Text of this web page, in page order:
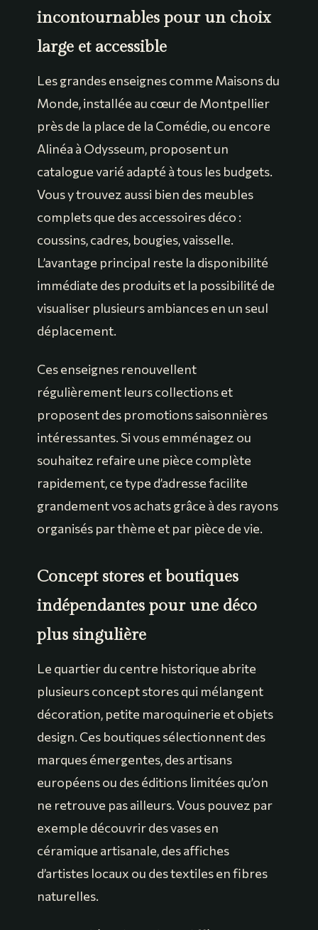
incontournables pour un choix
large et accessible
Les grandes enseignes comme Maisons du
Monde, installée au cœur de Montpellier
près de la place de la Comédie, ou encore
Alinéa à Odysseum, proposent un
catalogue varié adapté à tous les budgets.
Vous y trouvez aussi bien des meubles
complets que des accessoires déco :
coussins, cadres, bougies, vaisselle.
L’avantage principal reste la disponibilité
immédiate des produits et la possibilité de
visualiser plusieurs ambiances en un seul
déplacement.
Ces enseignes renouvellent
régulièrement leurs collections et
proposent des promotions saisonnières
intéressantes. Si vous emménagez ou
souhaitez refaire une pièce complète
rapidement, ce type d’adresse facilite
grandement vos achats grâce à des rayons
organisés par thème et par pièce de vie.
Concept stores et boutiques
indépendantes pour une déco
plus singulière
Le quartier du centre historique abrite
plusieurs concept stores qui mélangent
décoration, petite maroquinerie et objets
design. Ces boutiques sélectionnent des
marques émergentes, des artisans
européens ou des éditions limitées qu’on
ne retrouve pas ailleurs. Vous pouvez par
exemple découvrir des vases en
céramique artisanale, des affiches
d’artistes locaux ou des textiles en fibres
naturelles.